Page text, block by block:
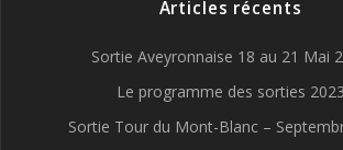
Articles récents
Sortie Aveyronnaise 18 au 21 Mai
Le programme des sorties 2023
Sortie Tour du Mont-Blanc –